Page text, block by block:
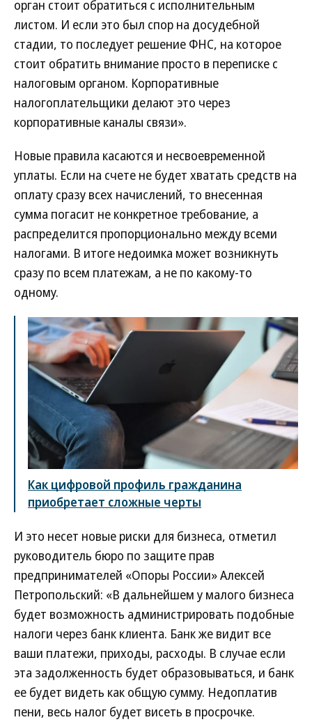
орган стоит обратиться с исполнительным
листом. И если это был спор на досудебной
стадии, то последует решение ФНС, на которое
стоит обратить внимание просто в переписке с
налоговым органом. Корпоративные
налогоплательщики делают это через
корпоративные каналы связи».
Новые правила касаются и несвоевременной
уплаты. Если на счете не будет хватать средств на
оплату сразу всех начислений, то внесенная
сумма погасит не конкретное требование, а
распределится пропорционально между всеми
налогами. В итоге недоимка может возникнуть
сразу по всем платежам, а не по какому-то
одному.
Как цифровой профиль гражданина
приобретает сложные черты
И это несет новые риски для бизнеса, отметил
руководитель бюро по защите прав
предпринимателей «Опоры России» Алексей
Петропольский: «В дальнейшем у малого бизнеса
будет возможность администрировать подобные
налоги через банк клиента. Банк же видит все
ваши платежи, приходы, расходы. В случае если
эта задолженность будет образовываться, и банк
ее будет видеть как общую сумму. Недоплатив
пени, весь налог будет висеть в просрочке.